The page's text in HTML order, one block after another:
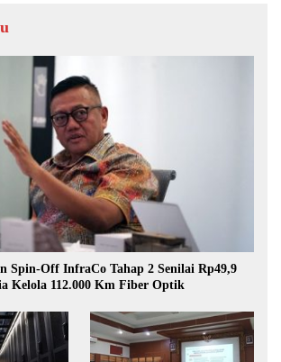
Spin-Off InfraCo Tahap 2 Senilai Rp49,9
Kelola 112.000 Km Fiber Optik